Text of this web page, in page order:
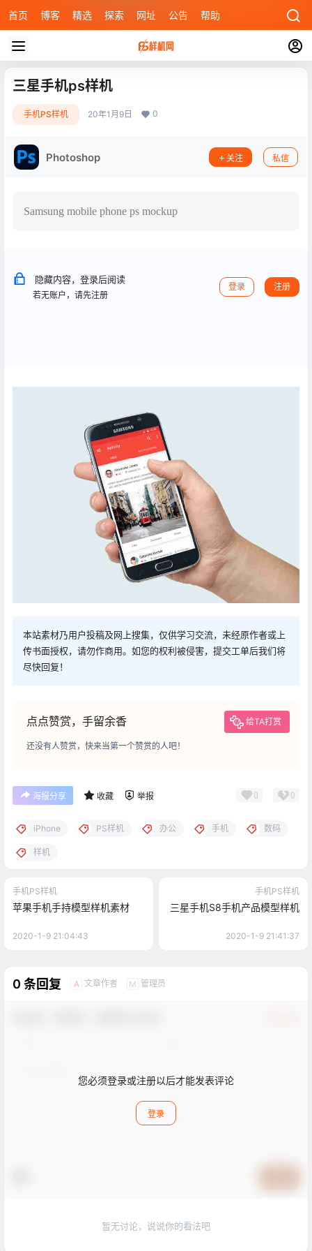
首页 博客 精选 探索 网址 公告 帮助
三星手机ps样机
手机PS样机 20年1月9日 0
Photoshop 关注 私信
Samsung mobile phone ps mockup
隐藏内容，登录后阅读
若无账户，请先注册
登录 注册
本站素材乃用户投稿及网上搜集，仅供学习交流，未经原作者或上
传书面授权，请勿作商用。如您的权利被侵害，提交工单后我们将
尽快回复！
点点赞赏，手留余香 给TA打赏
还没有人赞赏，快来当第一个赞赏的人吧！
海报分享 收藏 举报 0 0
iPhone PS样机 办公 手机 数码
样机
手机PS样机
苹果手机手持模型样机素材
2020-1-9 21:04:43
手机PS样机
三星手机S8手机产品模型样机
2020-1-9 21:41:37
0 条回复 A 文章作者 M 管理员
您必须登录或注册以后才能发表评论
登录
暂无讨论，说说你的看法吧